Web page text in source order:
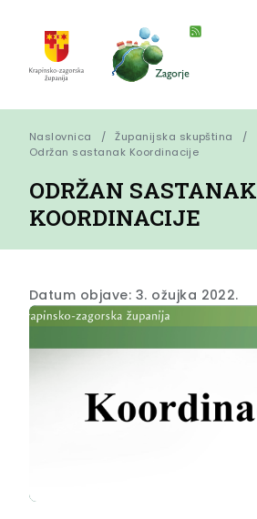
Naslovnica
Županijska skupština
Održan sastanak Koordinacije
ODRŽAN SASTANAK
KOORDINACIJE
Datum objave: 3. ožujka 2022.